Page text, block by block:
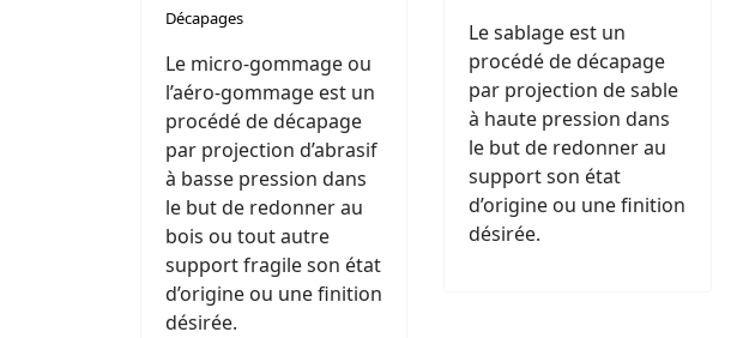
Décapages
Le micro-gommage ou
l’aéro-gommage est un
procédé de décapage
par projection d’abrasif
à basse pression dans
le but de redonner au
bois ou tout autre
support fragile son état
d’origine ou une finition
désirée.
Le sablage est un
procédé de décapage
par projection de sable
à haute pression dans
le but de redonner au
support son état
d’origine ou une finition
désirée.